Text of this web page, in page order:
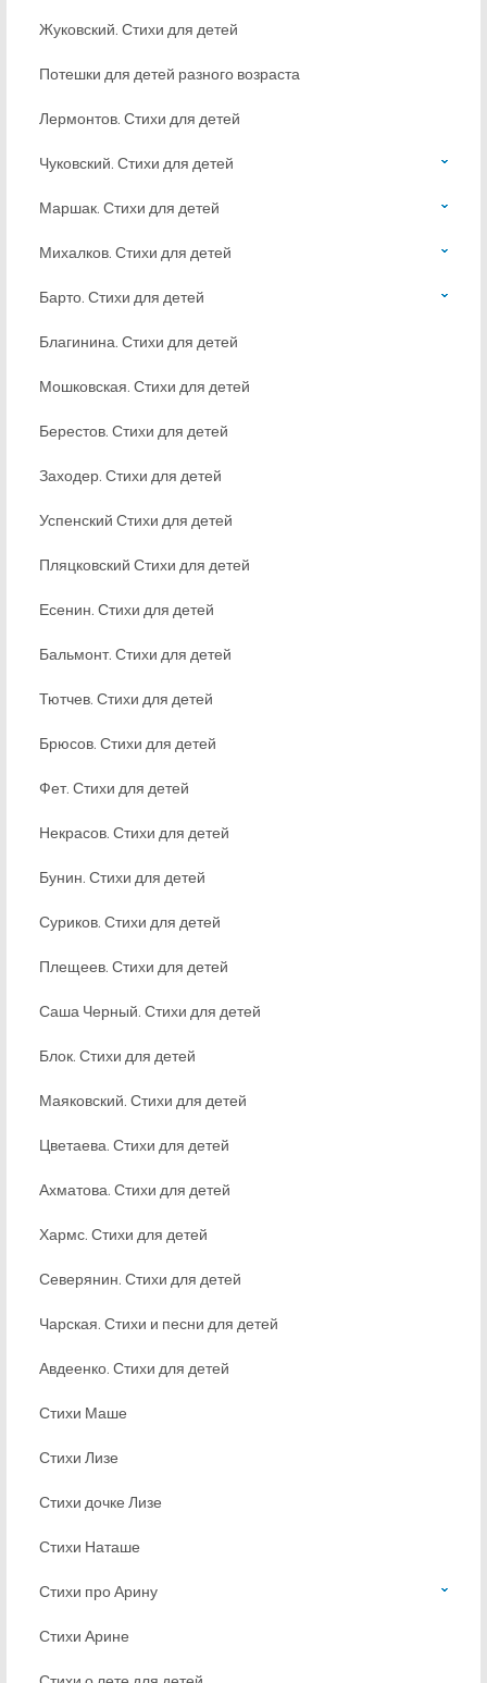
Жуковский. Стихи для детей
Потешки для детей разного возраста
Лермонтов. Стихи для детей
Чуковский. Стихи для детей
Маршак. Стихи для детей
Михалков. Стихи для детей
Барто. Стихи для детей
Благинина. Стихи для детей
Мошковская. Стихи для детей
Берестов. Стихи для детей
Заходер. Стихи для детей
Успенский Стихи для детей
Пляцковский Стихи для детей
Есенин. Стихи для детей
Бальмонт. Стихи для детей
Тютчев. Стихи для детей
Брюсов. Стихи для детей
Фет. Стихи для детей
Некрасов. Стихи для детей
Бунин. Стихи для детей
Суриков. Стихи для детей
Плещеев. Стихи для детей
Саша Черный. Стихи для детей
Блок. Стихи для детей
Маяковский. Стихи для детей
Цветаева. Стихи для детей
Ахматова. Стихи для детей
Хармс. Стихи для детей
Северянин. Стихи для детей
Чарская. Стихи и песни для детей
Авдеенко. Стихи для детей
Стихи Маше
Стихи Лизе
Стихи дочке Лизе
Стихи Наташе
Стихи про Арину
Стихи Арине